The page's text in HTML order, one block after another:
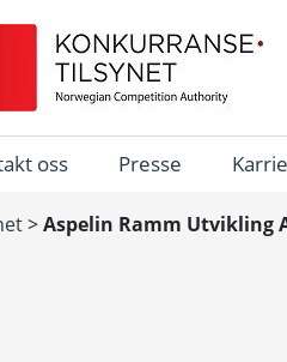
oss Presse
>Aspelin Ramm Utvikling